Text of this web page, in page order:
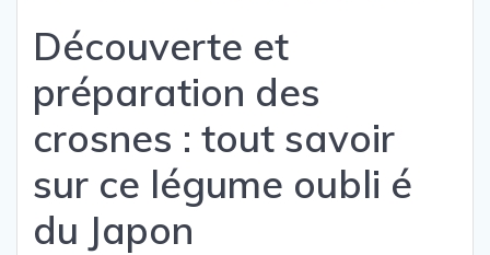
Découverte et
préparation des
crosnes : tout savoir
sur ce légume oubli é
du Japon